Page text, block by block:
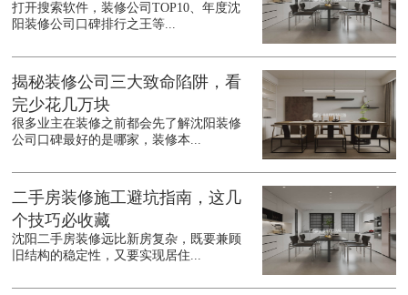
打开搜索软件，装修公司TOP10、年度沈
阳装修公司口碑排行之王等...
揭秘装修公司三大致命陷阱，看
完少花几万块
很多业主在装修之前都会先了解沈阳装修
公司口碑最好的是哪家，装修本...
二手房装修施工避坑指南，这几
个技巧必收藏
沈阳二手房装修远比新房复杂，既要兼顾
旧结构的稳定性，又要实现居住...